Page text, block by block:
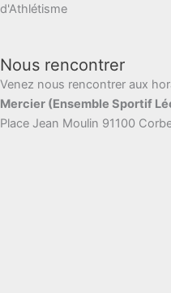
d'Athlétisme
Nous rencontrer
Venez nous rencontrer aux
Mercier (Ensemble Sportif
Place Jean Moulin 91100